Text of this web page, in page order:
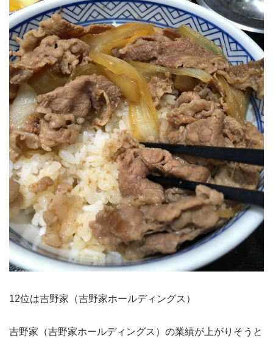
12位は吉野家（吉野家ホールディングス）
吉野家（吉野家ホールディングス）の業績が上がりそうと